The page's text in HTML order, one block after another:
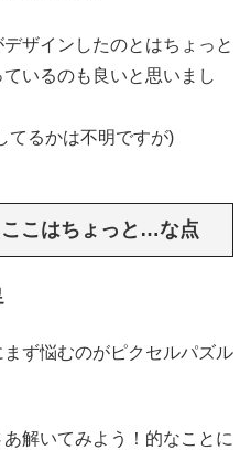
ザインしたのとはちょっと
いるのも良いと思いまし
てるかは不明ですが)
こはちょっと…な点
ず悩むのがピクセルパズル
解いてみよう！的なことに